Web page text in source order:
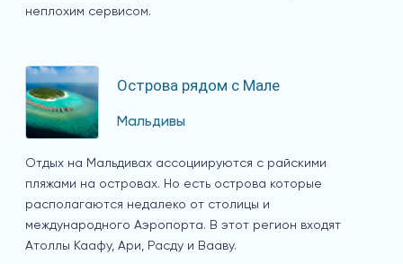
неплохим сервисом.
Острова рядом с Мале
Мальдивы
Отдых на Мальдивах ассоциируются с райскими
пляжами на островах. Но есть острова которые
располагаются недалеко от столицы и
международного Аэропорта. В этот регион входят
Атоллы Каафу, Ари, Расду и Вааву.